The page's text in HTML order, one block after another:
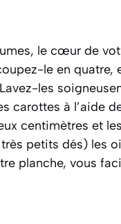
le cœur de
le en
les
carottes à l’aide
centimètres et
petits dés) les
planche, vous